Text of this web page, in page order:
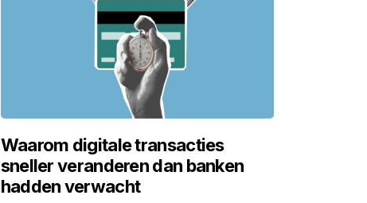
Waarom digitale transacties
sneller veranderen dan banken
hadden verwacht